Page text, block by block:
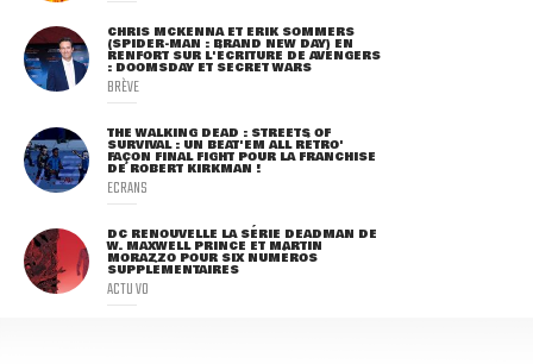
CHRIS MCKENNA ET ERIK SOMMERS
(SPIDER-MAN : BRAND NEW DAY) EN
RENFORT SUR L'ÉCRITURE DE AVENGERS
: DOOMSDAY ET SECRET WARS
BRÈVE
THE WALKING DEAD : STREETS OF
SURVIVAL : UN BEAT'EM ALL RÉTRO'
FAÇON FINAL FIGHT POUR LA FRANCHISE
DE ROBERT KIRKMAN !
ECRANS
DC RENOUVELLE LA SÉRIE DEADMAN DE
W. MAXWELL PRINCE ET MARTIN
MORAZZO POUR SIX NUMÉROS
SUPPLÉMENTAIRES
ACTU VO